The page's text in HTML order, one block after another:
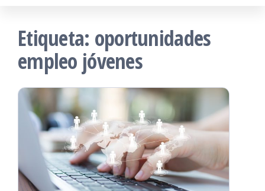
Etiqueta: oportunidades
empleo jóvenes